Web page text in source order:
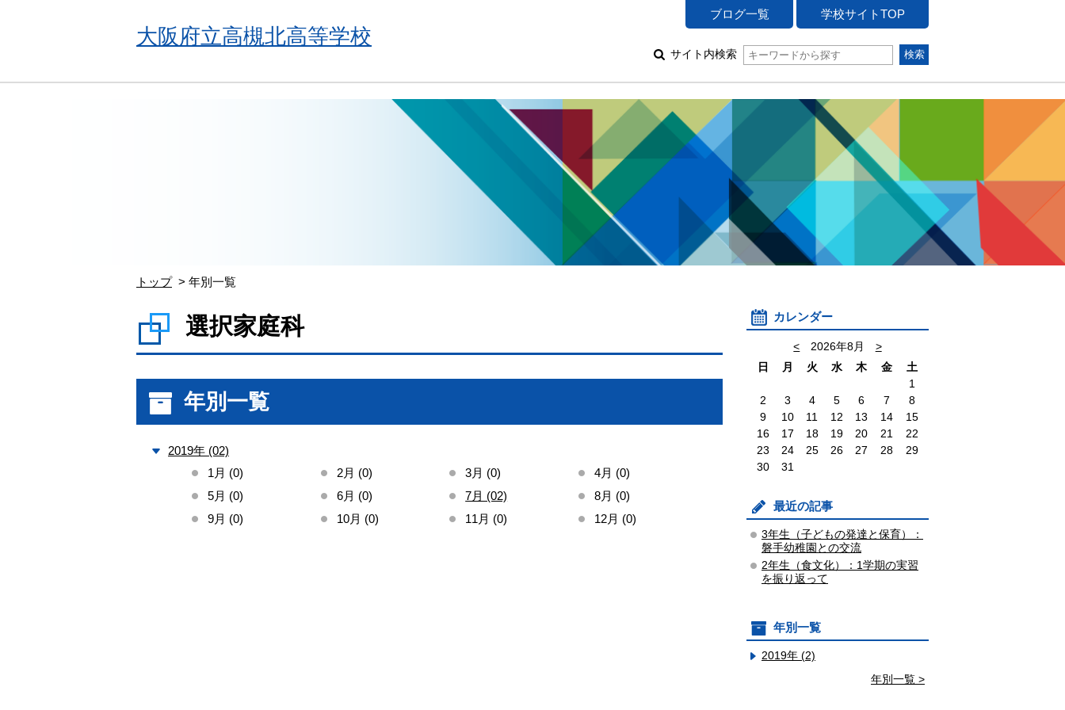
大阪府立高槻北高等学校
ブログ一覧 学校サイトTOP
サイト内検索
トップ 年別一覧
選択家庭科
年別一覧
2019年 (02)
1月 (0)
2月 (0) 3月 (0)
4月 (0)
5月 (0)
6月 (0) 7月 (02)
8月 (0)
9月 (0)
10月 (0) 11月 (0) 12月 (0)
カレンダー
< 2026年8月
>
日
月 火 水 木 金
土
1
2
3 4 5 6 7
8
9
10 11 12 13 14
15
16
17 18 19 20 21
22
23
24 25 26 27 28
29
30
31
最近の記事
3年生（子どもの発達と保育）：
磐手幼稚園との交流
2年生（食文化）：1学期の実習
を振り返って
年別一覧
2019年 (2)
年別一覧 >